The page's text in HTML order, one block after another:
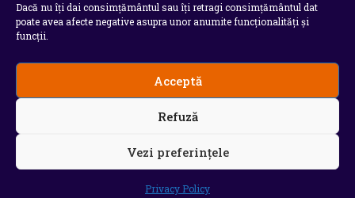
Dacă nu îți dai consimțământul sau îți retragi consimțământul dat
poate avea afecte negative asupra unor anumite funcționalități și
funcții.
Acceptă
Refuză
Vezi preferințele
Privacy Policy
psiholog
Serial Situatia Covid 19 Dambovita
Situație Covid-19
Universitatea Valahia
Copyright 2026 - Chindia Media
Utilizatorii pot descarca si tipari continut de pe acest
INTERZISE copierea, reproducerea, recompilarea,
decompilarea, distribuirea, publicarea, afisarea,
modificarea, crearea de produse sau servicii complete
continutului site-ului .